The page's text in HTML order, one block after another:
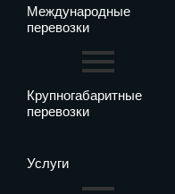
Международные
перевозки
Крупногабаритные
перевозки
Услуги